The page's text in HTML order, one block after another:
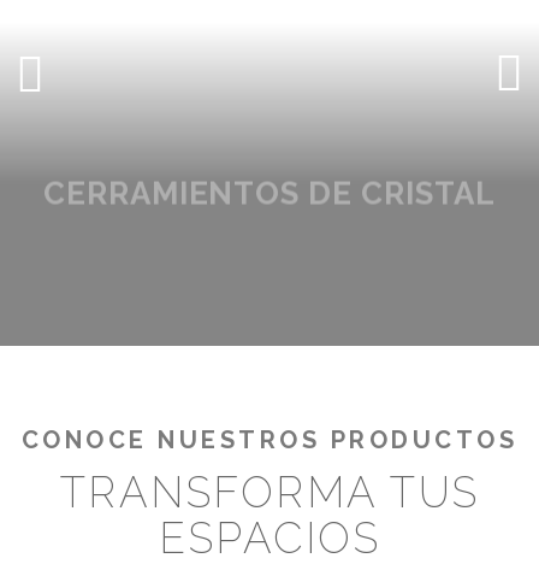
CERRAMIENTOS DE CRISTAL
CONOCE NUESTROS PRODUCTOS
TRANSFORMA TUS
ESPACIOS